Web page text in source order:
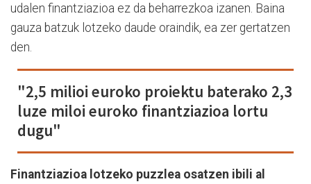
udalen finantziazioa ez da beharrezkoa izanen. Baina
gauza batzuk lotzeko daude oraindik, ea zer gertatzen
den.
"2,5 milioi euroko proiektu baterako 2,3
luze miloi euroko finantziazioa lortu
dugu"
Finantziazioa lotzeko puzzlea osatzen ibili al